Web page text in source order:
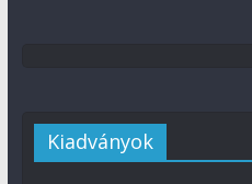
Kiadványok